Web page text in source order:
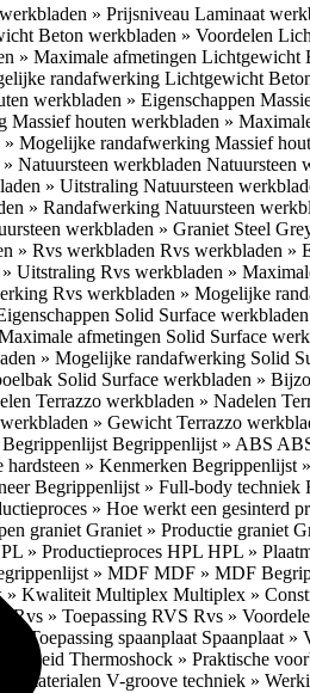
» Prijsniveau Laminaat
Beton werkbladen » Voordelen
» Maximale afmetingen Lichtgewicht
randafwerking Lichtgewicht
werkbladen » Eigenschappen
Massief houten werkbladen »
» Mogelijke randafwerking Massief
Natuursteen werkbladen Natuursteen
» Uitstraling Natuursteen
» Randafwerking Natuursteen
werkbladen » Graniet Steel
» Rvs werkbladen Rvs werkbladen »
Uitstraling Rvs werkbladen »
Rvs werkbladen » Mogelijke
Solid Surface
afmetingen Solid Surface
» Mogelijke randafwerking Solid
Solid Surface werkbladen »
Terrazzo werkbladen » Nadelen
» Gewicht Terrazzo
Begrippenlijst Begrippenlijst » ABS
hardsteen » Kenmerken Begrippenlijst
Begrippenlijst » Full-body techniek
» Hoe werkt een gesinterd
graniet Graniet » Productie graniet
» Productieproces HPL HPL »
» MDF MDF » MDF
» Kwaliteit Multiplex Multiplex »
Rvs » Toepassing RVS Rvs »
» Toepassing spaanplaat Spaanplaat »
Thermoshock » Praktische
materialen V-groove techniek »